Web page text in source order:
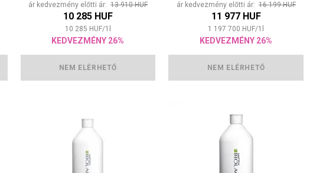
ár kedvezmény előtti ár: 13 910 HUF
10 285 HUF
10 285 HUF/1
KEDVEZMÉNY 26%
NEM ELÉRHETŐ
ár kedvezmény előtti ár:16 199 HUF
11 977 HUF
1 197 700 HUF/1
KEDVEZMÉNY 26%
NEM ELÉRHETŐ